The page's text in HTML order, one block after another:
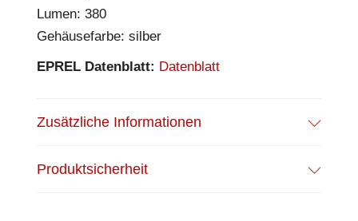
Lumen: 380
Gehäusefarbe: silber
EPREL Datenblatt: Datenblatt
Zusätzliche Informationen
Produktsicherheit